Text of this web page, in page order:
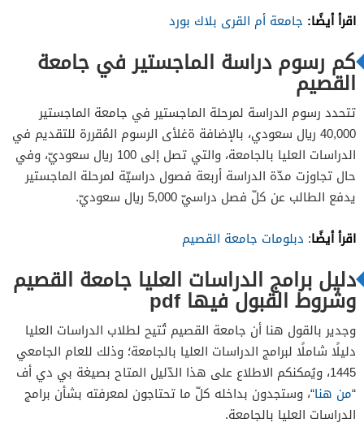
اقرأ أيضًا: جامعة أم القرى بلاك بورد
كم رسوم دراسة الماجستير في جامعة
القصيم
تتحدد رسوم الدراسة لمرحلة الماجستير في جامعة الماجستير
40,000 ريال سعودي، بالإضافة ةغلأى الرسوم المُقررة للتقديم في
الدراسات العليا بالجامعة، والتي تصل إلى 100 ريال سعوديّ، وفي
حال تجاوزت مدّة الدراسة أربعة فصول دراسيّة لمرحلة الماجستير
يدفع الطالب عن كلّ فصل دراسيّ 5,000 ريال سعوديّ.
اقرأ أيضًا: دبلومات جامعة القصيم
دليل برامج الدراسات العليا جامعة القصيم
وشروط القبول فيها pdf
وجدير بالقول هنا أن جامعة القصيم تُتيح لطلاب الدراسات العليا
دليلًا شاملًا لبرامج الدراسات العليا بالجامعة؛ وذلك للعام الجامعي
1445، ويُمكنكم الاطلاع على هذا الدّليل المتاح بصيغة بي دي أف
“من هنا“، وستجدون بداخله كلّ ما تحتاجون لمعرفته بشأن برامج
الدراسات العليا بالجامعة.